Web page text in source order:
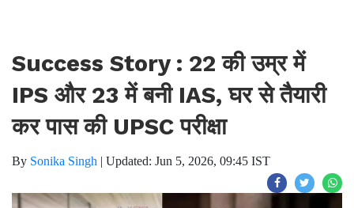
Success Story : 22 की उम्र में
IPS और 23 में बनी IAS, घर से तैयारी
कर पास की UPSC परीक्षा
By Sonika Singh | Updated: Jun 5, 2026, 09:45 IST